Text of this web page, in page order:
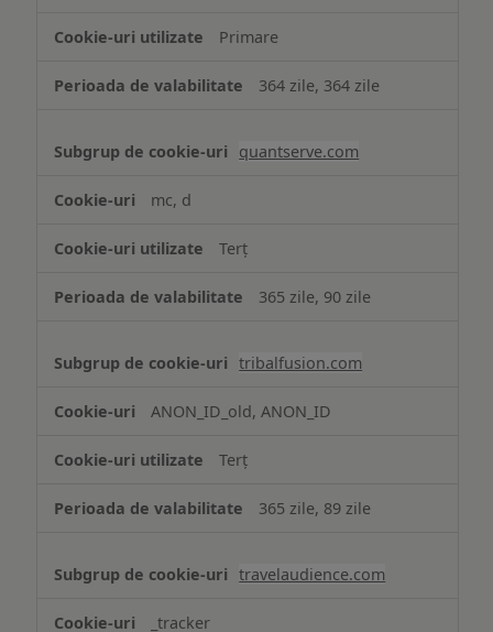
Primare
364 zile, 364 zile
quantserve.com
mc, d
Terț
365 zile, 90 zile
tribalfusion.com
ANON_ID_old, ANON_ID
Terț
365 zile, 89 zile
travelaudience.com
_tracker